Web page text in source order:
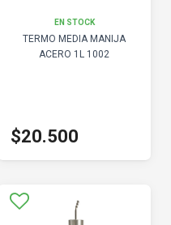
EN STOCK
TERMO MEDIA MANIJA
ACERO 1L 1002
$20.500